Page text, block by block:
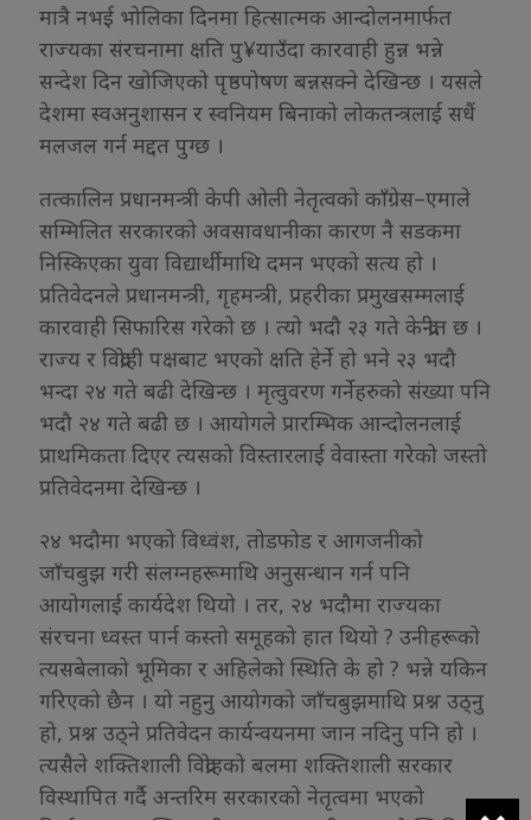
मात्रै नभई भोलिका दिनमा हित्सात्मक आन्दोलनमार्फत
राज्यका संरचनामा क्षति पु¥याउँदा कारवाही हुन्न भन्ने
सन्देश दिन खोजिएको पृष्ठपोषण बन्नसक्ने देखिन्छ । यसले
देशमा स्वअनुशासन र स्वनियम बिनाको लोकतन्त्रलाई सधैं
मलजल गर्न मद्दत पुग्छ ।
तत्कालिन प्रधानमन्त्री केपी ओली नेतृत्वको काँग्रेस–एमाले
सम्मिलित सरकारको अवसावधानीका कारण नै सडकमा
निस्किएका युवा विद्यार्थीमाथि दमन भएको सत्य हो ।
प्रतिवेदनले प्रधानमन्त्री, गृहमन्त्री, प्रहरीका प्रमुखसम्मलाई
कारवाही सिफारिस गरेको छ । त्यो भदौ २३ गते केन्द्रीत छ ।
राज्य र विद्रोही पक्षबाट भएको क्षति हेर्ने हो भने २३ भदौ
भन्दा २४ गते बढी देखिन्छ । मृत्वुवरण गर्नेहरुको संख्या पनि
भदौ २४ गते बढी छ । आयोगले प्रारम्भिक आन्दोलनलाई
प्राथमिकता दिएर त्यसको विस्तारलाई वेवास्ता गरेको जस्तो
प्रतिवेदनमा देखिन्छ ।
२४ भदौमा भएको विध्वंश, तोडफोड र आगजनीको
जाँचबुझ गरी संलग्नहरूमाथि अनुसन्धान गर्न पनि
आयोगलाई कार्यदेश थियो । तर, २४ भदौमा राज्यका
संरचना ध्वस्त पार्न कस्तो समूहको हात थियो ? उनीहरूको
त्यसबेलाको भूमिका र अहिलेको स्थिति के हो ? भन्ने यकिन
गरिएको छैन । यो नहुनु आयोगको जाँचबुझमाथि प्रश्न उठ्नु
हो, प्रश्न उठ्ने प्रतिवेदन कार्यन्वयनमा जान नदिनु पनि हो ।
त्यसैले शक्तिशाली विद्रोहको बलमा शक्तिशाली सरकार
विस्थापित गर्दै अन्तरिम सरकारको नेतृत्वमा भएको